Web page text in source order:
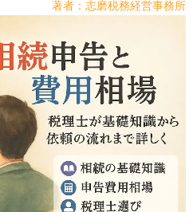
著者：志磨税務経営事務所